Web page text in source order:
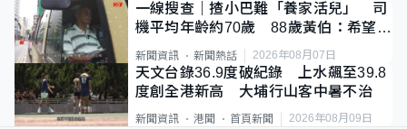
一線搜查｜揸小巴難「養家活兒」 司
機平均年齡約70歲 88歲黃伯：希望一
直揸落去
新聞資訊 新聞熱話 2026年08月07日
天文台錄36.9度破紀錄 上水飆至39.8
度創全港新高 大埔行山客中暑不治
新聞資訊 港聞 首頁新聞 2026年08月09日